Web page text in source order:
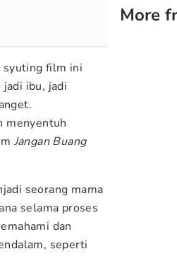
syuting film ini
jadi ibu, jadi
menyentuh
Jangan Buang
seorang mama
selama proses
dan
seperti
More